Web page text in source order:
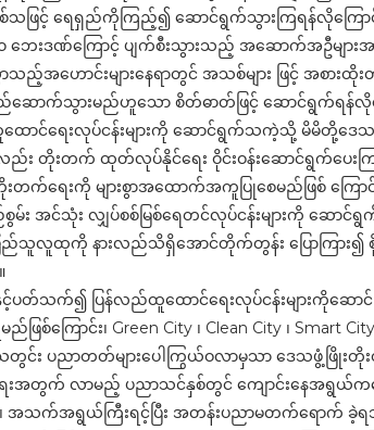
သဖြင့် ရေရှည်ကိုကြည့်၍ ဆောင်ရွက်သွားကြရန်လိုကြောင်
းဒဏ်ကြောင့် ပျက်စီးသွားသည့် အဆောက်အဦများအ
သည့်အဟောင်းများနေရာတွင် အသစ်များ ဖြင့် အစ
ဆောက်သွားမည်ဟူသော စိတ်ဓာတ်ဖြင့် ဆောင်ရွက်ရန်လိုက
ောင်ရေးလုပ်ငန်းများကို ဆောင်ရွက်သကဲ့သို့ မိမိတို့ဒေသ
း တိုးတက် ထုတ်လုပ်နိုင်ရေး ဝိုင်းဝန်းဆောင်ရွက်ပေးကြ
တိုးတက်ရေးကို များစွာအထောက်အကူပြုစေမည်ဖြစ် ကြေ
စွမ်း အင်သုံး လျှပ်စစ်မြစ်ရေတင်လုပ်ငန်းများကို ဆောင်
လူထုကို နားလည်သိရှိအောင်တိုက်တွန်း ပြောကြား၍ စိုက်ပ
ပတ်သက်၍ ပြန်လည်ထူထောင်ရေးလုပ်ငန်းများကိုဆ
ြစ်ကြောင်း၊ Green City ၊ Clean City ၊ Smart
ေသတွင်း ပညာတတ်များပေါကြွယ်ဝလာမှသာ ဒေသဖွံ့ဖ
ေးအတွက် လာမည့် ပညာသင်နှစ်တွင် ကျောင်းနေအရွယ်ကလ
၊ အသက်အရွယ်ကြီးရင့်ပြီး အတန်းပညာမတက်ရောက် ခဲ့